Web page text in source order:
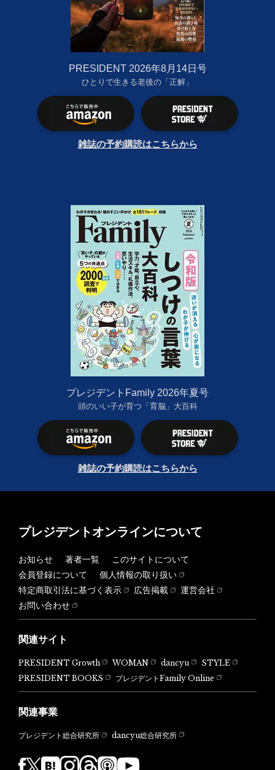
PRESIDENT 2026年8月14日号
ひとりで生きる老後の「正解」
雑誌の予約購読はこちらから
プレジデントFamily 2026年夏号
頭のいい子が育つ「育脳」大百科
雑誌の予約購読はこちらから
プレジデントオンラインについて
お知らせ 著者一覧
このサイトについて
会員登録について
個人情報の取り扱い
特定商取引法に基づく表示
広告掲載
運営会社
お問い合わせ
関連サイト
PRESIDENT Growth WOMAN dancyu
STYLE
PRESIDENT BOOKS
プレジデントFamily Online
関連事業
プレジデント総合研究所 dancyu総合研究所